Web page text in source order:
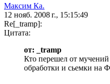
Максим Ка.
12 нояб. 2008 г., 15:15:49
Re[_tramp]:
Цитата:
от: _tramp
Кто перешел от
обработки и сьемки на